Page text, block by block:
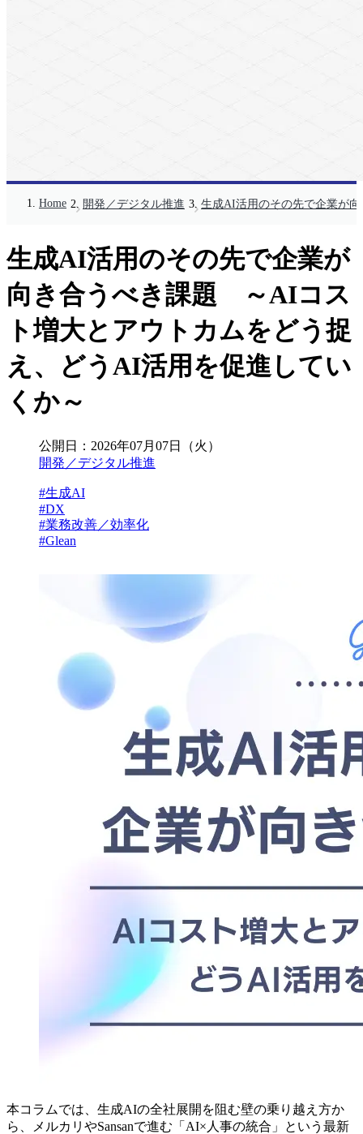
Home 開発／デジタル推進 生成AI活用のその先で企業が
生成AI活用のその先で企業が
向き合うべき課題 ～AIコス
ト増大とアウトカムをどう捉
え、どうAI活用を促進してい
くか～
公開日： 2026年07月07日（火）
開発／デジタル推進
#生成AI
#DX
#業務改善／効率化
#Glean
本コラムでは、生成AIの全社展開を阻む壁の乗り越え方か
ら、メルカリやSansanで進む「AI×人事の統合」という最新